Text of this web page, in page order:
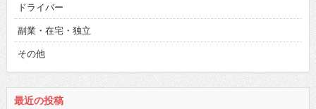
ドライバー
副業・在宅・独立
その他
最近の投稿